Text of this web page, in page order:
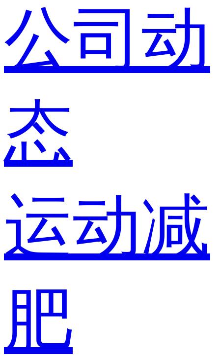
公司动
态
运动减
肥